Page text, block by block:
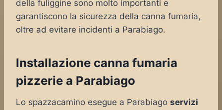
della fuliggine sono molto importanti e
garantiscono la sicurezza della canna fumaria,
oltre ad evitare incidenti a Parabiago.
Installazione canna fumaria
pizzerie a Parabiago
Lo spazzacamino esegue a Parabiago servizi